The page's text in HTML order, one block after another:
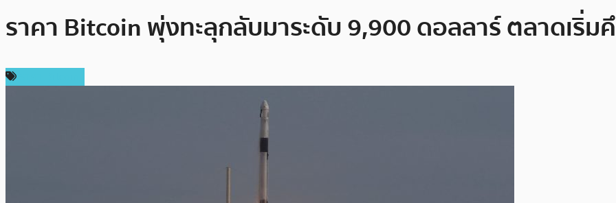
ราคา Bitcoin พุ่งทะลุกลับมาระดับ 9,900 ดอลลาร์ ตลาดเริ่ม